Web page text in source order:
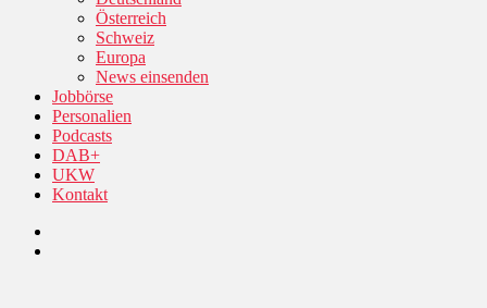
Österreich
Schweiz
Europa
News einsenden
Jobbörse
Personalien
Podcasts
DAB+
UKW
Kontakt